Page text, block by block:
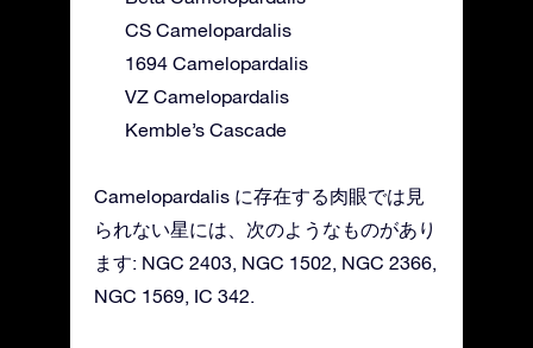
CS Camelopardalis
1694 Camelopardalis
VZ Camelopardalis
Kemble’s Cascade
Camelopardalis に存在する肉眼では見
られない星には、次のようなものがあり
ます: NGC 2403, NGC 1502, NGC 2366,
NGC 1569, IC 342.